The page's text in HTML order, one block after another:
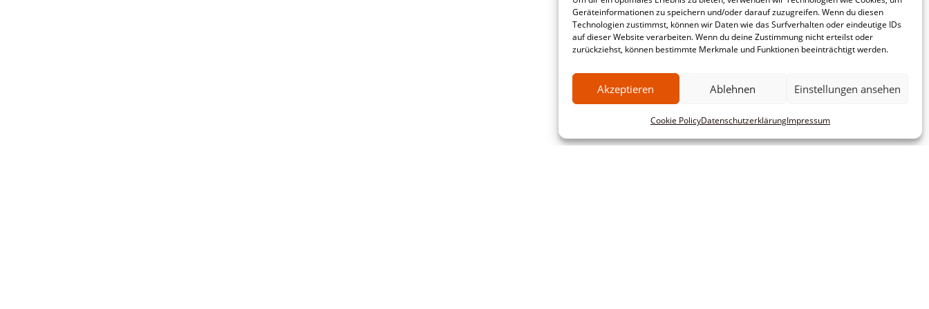
Geräteinformationen zu speichern und/oder darauf zuzugreifen. Wenn du diesen
Technologien zustimmst, können wir Daten wie das Surfverhalten oder eindeutige IDs
auf dieser Website verarbeiten. Wenn du deine Zustimmung nicht erteilst oder
zurückziehst, können bestimmte Merkmale und Funktionen beeinträchtigt werden.
Akzeptieren Ablehnen Einstellungen ansehen
Cookie PolicyDatenschutzerklärungImpressum